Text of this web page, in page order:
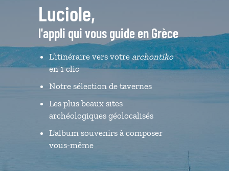
Luciole,
l'appli qui vous guide en Grèce
L’itinéraire vers votre archontiko
en 1 clic
Notre sélection de tavernes
Les plus beaux sites
archéologiques géolocalisés
L'album souvenirs à composer
vous-même